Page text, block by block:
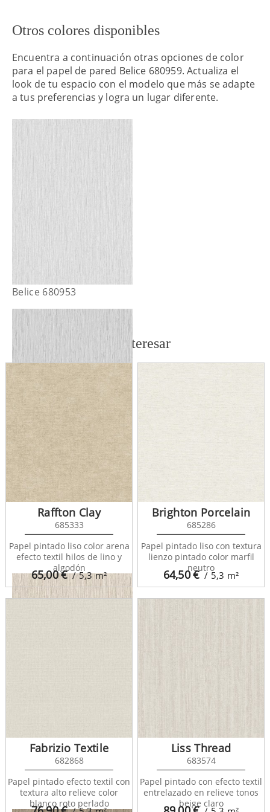
Otros colores disponibles
Encuentra a continuación otras opciones de color
para el papel de pared Belice 680959. Actualiza el
look de tu espacio con el modelo que más se adapte
a tus preferencias y logra un lugar diferente.
Belice 680953
Belice 680954
También te puede interesar
65,00€ / 5,3m²
Raffton Clay
685333
Papel pintado liso color arena
efecto textil hilos de lino y
algodón
64,50€ / 5,3 m²
Brighton Porcelain
685286
Papel pintado liso con textura
lienzo pintado color marfil
neutro
Fabrizio Textile
682868
Papel pintado efecto textil con
textura alto relieve color
blanco roto perlado
Liss Thread
683574
Papel pintado con efecto textil
entrelazado en relieve tonos
beige claro